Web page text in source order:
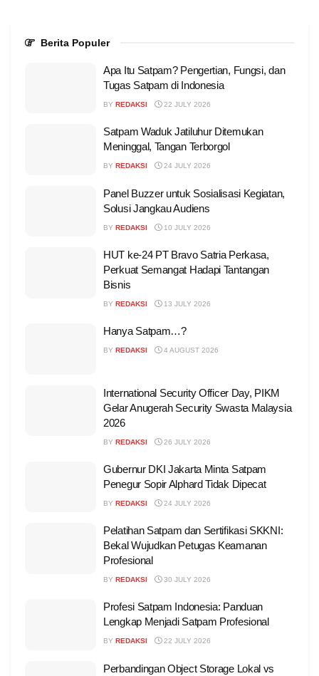
Berita Populer
Apa Itu Satpam? Pengertian, Fungsi, dan
Tugas Satpam di Indonesia
BY REDAKSI 22 JULY 2026
Satpam Waduk Jatiluhur Ditemukan
Meninggal, Tangan Terborgol
BY REDAKSI 24 JULY 2026
Panel Buzzer untuk Sosialisasi Kegiatan,
Solusi Jangkau Audiens
BY REDAKSI 10 JULY 2026
HUT ke-24 PT Bravo Satria Perkasa,
Perkuat Semangat Hadapi Tantangan
Bisnis
BY REDAKSI 13 JULY 2026
Hanya Satpam…?
BY REDAKSI 4 AUGUST 2026
International Security Officer Day, PIKM
Gelar Anugerah Security Swasta Malaysia
2026
BY REDAKSI 26 JULY 2026
Gubernur DKI Jakarta Minta Satpam
Penegur Sopir Alphard Tidak Dipecat
BY REDAKSI 24 JULY 2026
Pelatihan Satpam dan Sertifikasi SKKNI:
Bekal Wujudkan Petugas Keamanan
Profesional
BY REDAKSI 30 JULY 2026
Profesi Satpam Indonesia: Panduan
Lengkap Menjadi Satpam Profesional
BY REDAKSI 22 JULY 2026
Perbandingan Object Storage Lokal vs